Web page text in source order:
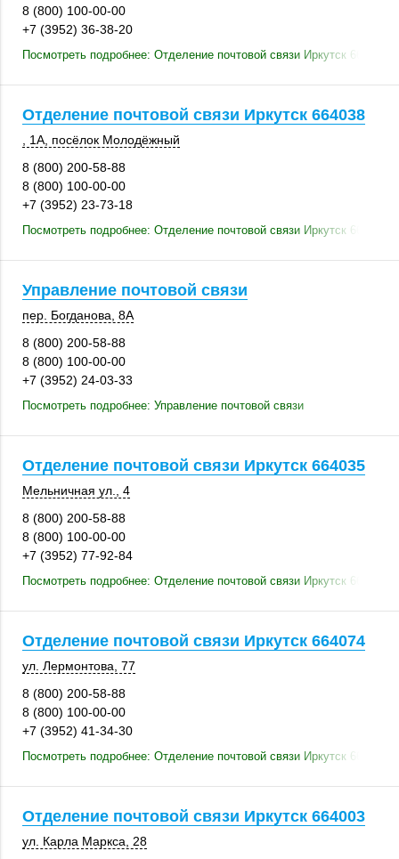
8 (800) 100-00-00
+7 (3952) 36-38-20
Посмотреть подробнее: Отделение почтовой связи Иркутск 664058
Отделение почтовой связи Иркутск 664038
, 1А посёлок Молодёжный
8 (800) 200-58-88
8 (800) 100-00-00
+7 (3952) 23-73-18
Посмотреть подробнее: Отделение почтовой связи Иркутск 664038
Управление почтовой связи
пер. Богданова, 8А
8 (800) 200-58-88
8 (800) 100-00-00
+7 (3952) 24-03-33
Посмотреть подробнее: Управление почтовой связи
Отделение почтовой связи Иркутск 664035
Мельничная ул., 4
8 (800) 200-58-88
8 (800) 100-00-00
+7 (3952) 77-92-84
Посмотреть подробнее: Отделение почтовой связи Иркутск 664035
Отделение почтовой связи Иркутск 664074
ул. Лермонтова, 77
8 (800) 200-58-88
8 (800) 100-00-00
+7 (3952) 41-34-30
Посмотреть подробнее: Отделение почтовой связи Иркутск 664074
Отделение почтовой связи Иркутск 664003
ул. Карла Маркса, 28